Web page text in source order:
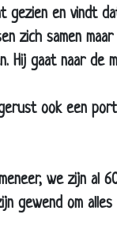
en vindt
zich samen
Hij gaat naar de
ook een
we zijn al
gewend om alles
verwacht
chauffeur